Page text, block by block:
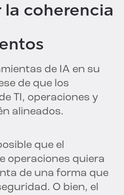
la coherencia
de IA en su
de que los
TI, operaciones y
alineados.
que el
operaciones quiera
de una forma que
O bien, el